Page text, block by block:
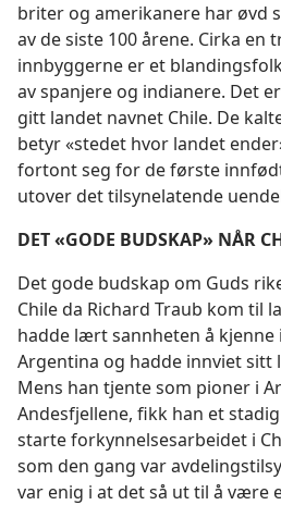
briter og amerikanere har øvd
av de siste 100 årene. Cirka en
innbyggerne er et
av spanjere og indianere. Det
gitt landet navnet Chile. De
betyr «stedet hvor landet
fortont seg for de første
utover det tilsynelatende
DET «GODE BUDSKAP» NÅR
Det gode budskap om Guds
Chile da Richard Traub kom til
hadde lært sannheten å kjenne
Argentina og hadde innviet sitt
Mens han tjente som pioner i
Andesfjellene, fikk han et
starte forkynnelsesarbeidet i
som den gang var
var enig i at det så ut til å være